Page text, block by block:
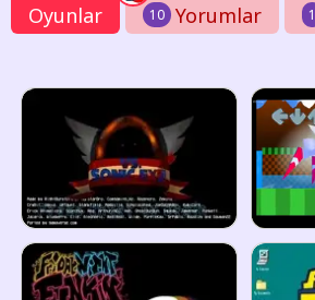
Oyunlar 10 Yorumlar 1